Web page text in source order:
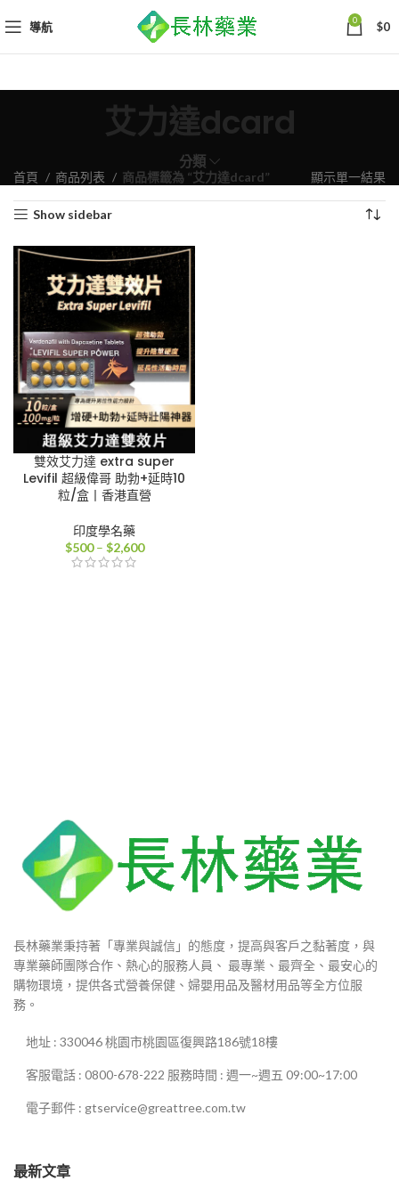
導航 0 $0
艾力達dcard
分類
首頁 商品列表 商品標籤為 “艾力達dcard” 顯示單一結果
Show sidebar
雙效艾力達 extra super
Levifil 超級偉哥 助勃+延時10
粒/盒丨香港直營
印度學名藥
$500 – $2,600價
長林藥業秉持著「專業與誠信」的態度，提高與客戶之黏著度，與
專業藥師團隊合作、熱心的服務人員、 最專業、最齊全、最安心的
購物環境，提供各式營養保健、婦嬰用品及醫材用品等全方位服
務。
地址 : 330046 桃園市桃園區復興路186號18樓
客服電話 : 0800-678-222 服務時間 : 週一~週五 09:00~17:00
電子郵件 : gtservice@greattree.com.tw
最新文章